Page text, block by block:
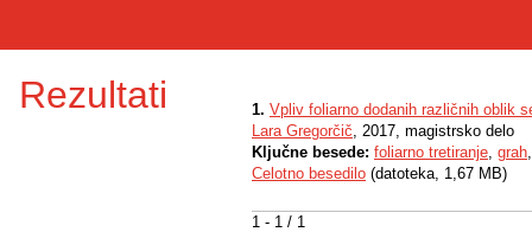
Rezultati
1 - 1 / 1
1. Vpliv foliarno dodanih različnih oblik
Lara Gregorčič, 2017, magistrsko delo
Ključne besede: foliarno tretiranje, grah
Celotno besedilo (datoteka, 1,67 MB)